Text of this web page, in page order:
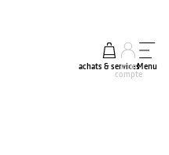
achats & services
mon
compte
Menu